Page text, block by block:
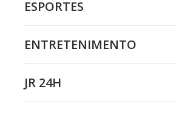
ESPORTES
ENTRETENIMENTO
JR 24H